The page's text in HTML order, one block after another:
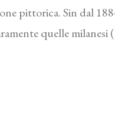
pittorica. Sin dal
quelle